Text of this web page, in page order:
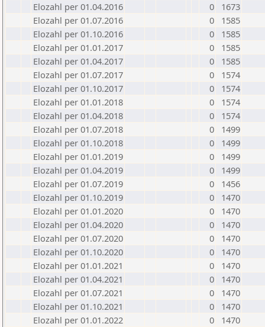
Elozahl per 01.04.2016
0
1673
Elozahl per 01.07.2016
0
1585
Elozahl per 01.10.2016
0
1585
Elozahl per 01.01.2017
0
1585
Elozahl per 01.04.2017
0
1585
Elozahl per 01.07.2017
0
1574
Elozahl per 01.10.2017
0
1574
Elozahl per 01.01.2018
0
1574
Elozahl per 01.04.2018
0
1574
Elozahl per 01.07.2018
0
1499
Elozahl per 01.10.2018
0
1499
Elozahl per 01.01.2019
0
1499
Elozahl per 01.04.2019
0
1499
Elozahl per 01.07.2019
0
1456
Elozahl per 01.10.2019
0
1470
Elozahl per 01.01.2020
0
1470
Elozahl per 01.04.2020
0
1470
Elozahl per 01.07.2020
0
1470
Elozahl per 01.10.2020
0
1470
Elozahl per 01.01.2021
0
1470
Elozahl per 01.04.2021
0
1470
Elozahl per 01.07.2021
0
1470
Elozahl per 01.10.2021
0
1470
Elozahl per 01.01.2022
0
1470